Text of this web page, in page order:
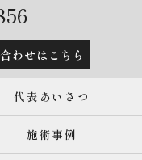
わせはこちら
代表あいさつ
施術事例